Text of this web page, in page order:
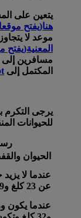
يتعين على
هنا(يفتح
موعد لا يتجاوز 48 ساعة قبل الوصول إلى
المعنية(يفتح
المكتمل إلى
يرجى التكرم
للحيوانات
الحيوان
عندما لا
عن 23 كلغ و59 بوصة (150 سم)